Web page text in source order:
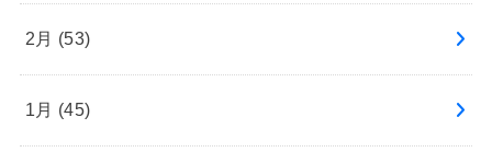
2月 (53)
1月 (45)